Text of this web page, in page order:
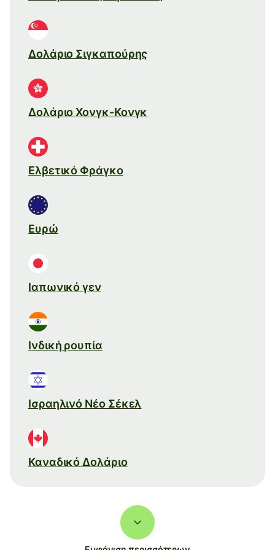
Δολάριο Σιγκαπούρης
Δολάριο Χονγκ-Κονγκ
Ελβετικό Φράγκο
Ευρώ
Ιαπωνικό γεν
Ινδική ρουπία
Ισραηλινό Νέο Σέκελ
Καναδικό Δολάριο